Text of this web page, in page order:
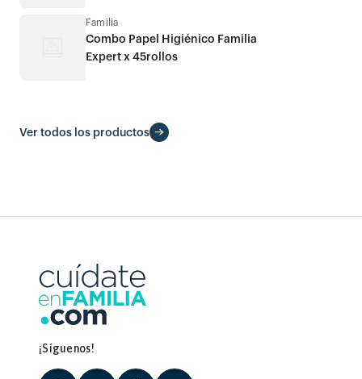
Familia
Combo Papel Higiénico Familia
Expert x 45rollos
Ver todos los productos
¡Síguenos!